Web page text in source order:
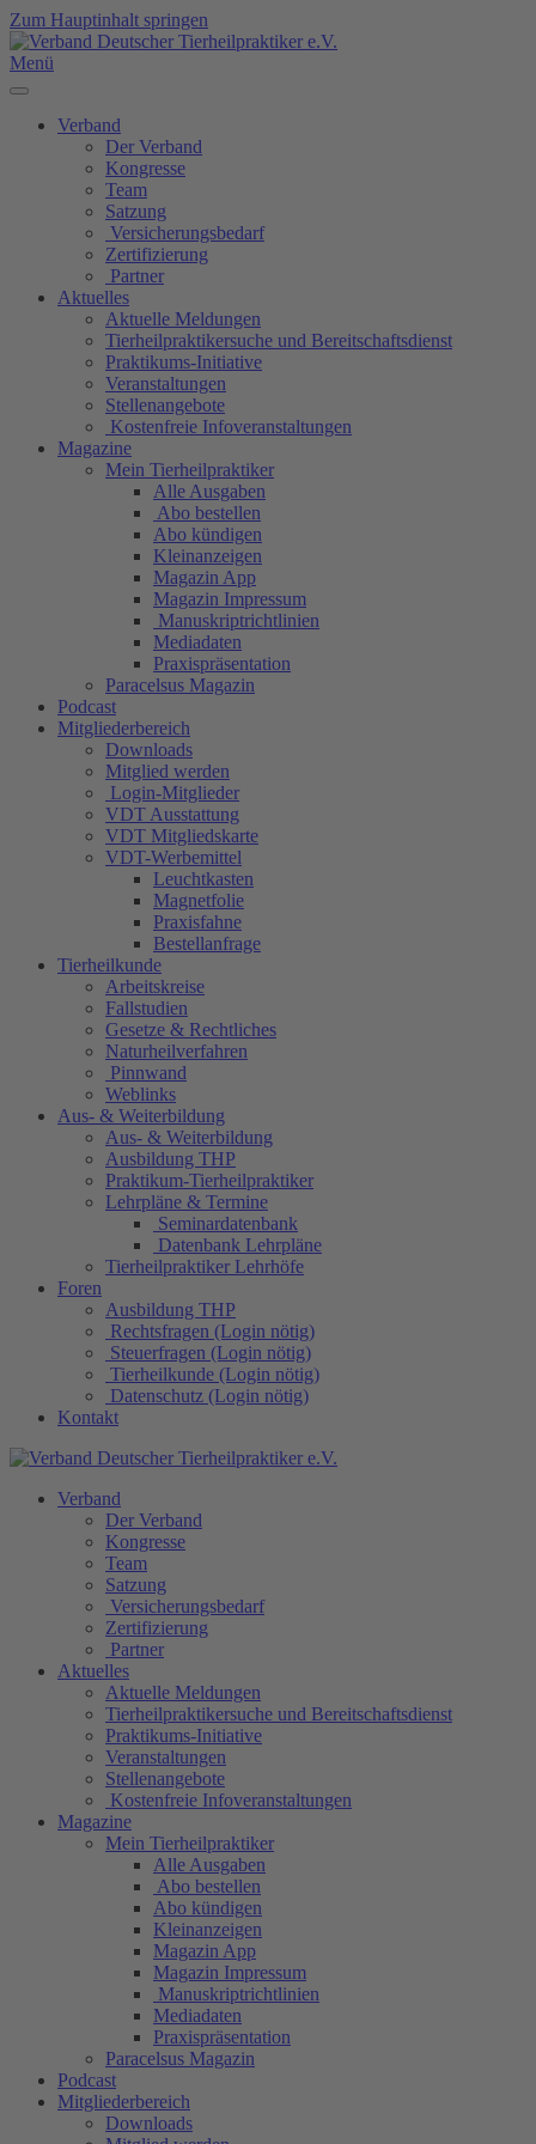
Zum Hauptinhalt springen
Menü
Verband
Der Verband
Kongresse
Team
Satzung
Versicherungsbedarf
Zertifizierung
Partner
Aktuelles
Aktuelle Meldungen
Tierheilpraktikersuche und Bereitschaftsdienst
Praktikums-Initiative
Veranstaltungen
Stellenangebote
Kostenfreie Infoveranstaltungen
Magazine
Mein Tierheilpraktiker
Alle Ausgaben
Abo bestellen
Abo kündigen
Kleinanzeigen
Magazin App
Magazin Impressum
Manuskriptrichtlinien
Mediadaten
Praxispräsentation
Paracelsus Magazin
Podcast
Mitgliederbereich
Downloads
Mitglied werden
Login-Mitglieder
VDT Ausstattung
VDT Mitgliedskarte
VDT-Werbemittel
Leuchtkasten
Magnetfolie
Praxisfahne
Bestellanfrage
Tierheilkunde
Arbeitskreise
Fallstudien
Gesetze & Rechtliches
Naturheilverfahren
Pinnwand
Weblinks
Aus- & Weiterbildung
Aus- & Weiterbildung
Ausbildung THP
Praktikum-Tierheilpraktiker
Lehrpläne & Termine
Seminardatenbank
Datenbank Lehrpläne
Tierheilpraktiker Lehrhöfe
Foren
Ausbildung THP
Rechtsfragen (Login nötig)
Steuerfragen (Login nötig)
Tierheilkunde (Login nötig)
Datenschutz (Login nötig)
Kontakt
Verband
Der Verband
Kongresse
Team
Satzung
Versicherungsbedarf
Zertifizierung
Partner
Aktuelles
Aktuelle Meldungen
Tierheilpraktikersuche und Bereitschaftsdienst
Praktikums-Initiative
Veranstaltungen
Stellenangebote
Kostenfreie Infoveranstaltungen
Magazine
Mein Tierheilpraktiker
Alle Ausgaben
Abo bestellen
Abo kündigen
Kleinanzeigen
Magazin App
Magazin Impressum
Manuskriptrichtlinien
Mediadaten
Praxispräsentation
Paracelsus Magazin
Podcast
Mitgliederbereich
Downloads